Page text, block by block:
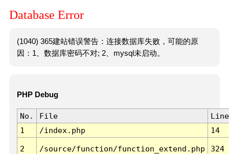
Database Error
(1040) 365建站错误警告：连接数据库失败，可能的原
因：1、数据库密码不对; 2、mysql未启动。
PHP Debug
No. File
Line
1
/index.php 14
2 /source/function/function_extend.php 324